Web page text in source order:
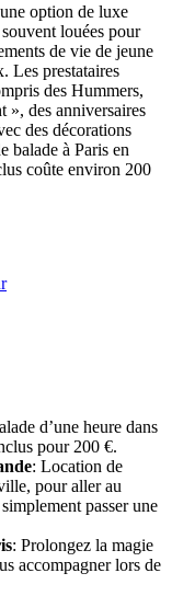
option de luxe
louées pour
de vie de jeune
Les prestataires
des Hummers,
», des anniversaires
des décorations
balade à Paris en
coûte environ 200
d’une heure dans
pour 200 €.
: Location de
pour aller au
passer une
: Prolongez la magie
accompagner lors de